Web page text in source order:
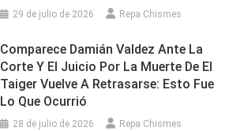
29 de julio de 2026 Repa Chismes
Comparece Damián Valdez Ante La
Corte Y El Juicio Por La Muerte De El
Taiger Vuelve A Retrasarse: Esto Fue
Lo Que Ocurrió
28 de julio de 2026 Repa Chismes